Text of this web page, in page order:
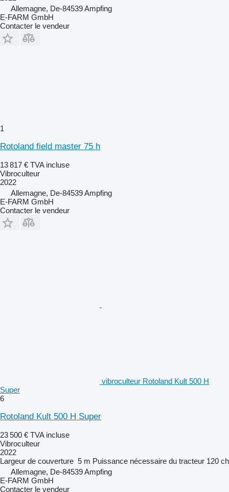
Allemagne, De-84539 Ampfing
E-FARM GmbH
Contacter le vendeur
1
Rotoland field master 75 h
13 817 € TVA incluse
Vibroculteur
2022
Allemagne, De-84539 Ampfing
E-FARM GmbH
Contacter le vendeur
vibroculteur Rotoland Kult 500 H
Super
6
Rotoland Kult 500 H Super
23 500 € TVA incluse
Vibroculteur
2022
Largeur de couverture 5 m Puissance nécessaire du tracteur 120 ch
Allemagne, De-84539 Ampfing
E-FARM GmbH
Contacter le vendeur